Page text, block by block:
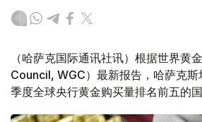
（哈萨克国际通讯社讯）根据世界黄
Council, WGC）最新报告，哈萨克
季度全球央行黄金购买量排名前五的国